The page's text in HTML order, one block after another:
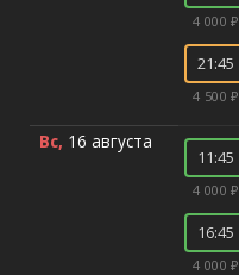
4 000 ₽
21:45
4 500 ₽
Вс, 16 августа
11:45
4 000 ₽
16:45
4 000 ₽